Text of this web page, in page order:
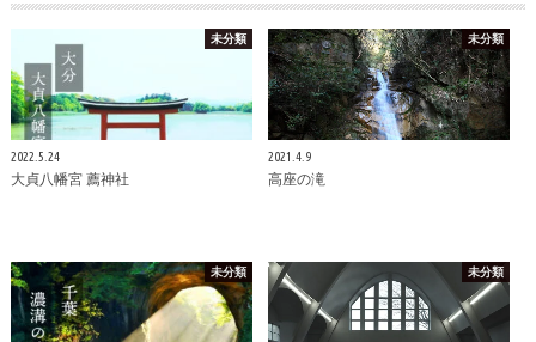
未分類
2022.5.24
大貞八幡宮 薦神社
未分類
2021.4.9
高座の滝
未分類 未分類